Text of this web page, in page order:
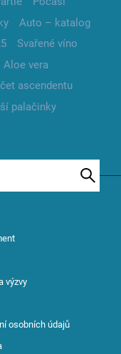
Auto – katalog
Svařené víno
Aloe vera
ascendentu
palačinky
výzvy
osobních údajů